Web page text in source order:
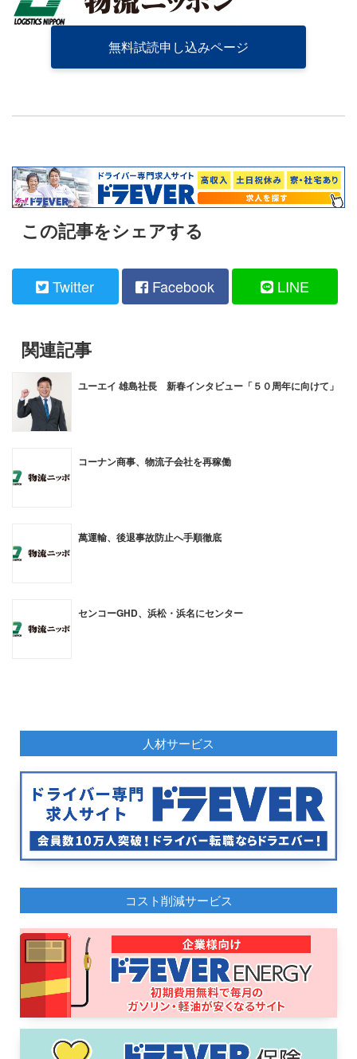
無料試読申し込みページ
この記事をシェアする
Twitter Facebook LINE
関連記事
ユーエイ 雄島社長 新春インタビュー「５０周年に向けて」
コーナン商事、物流子会社を再稼働
萬運輸、後退事故防止へ手順徹底
センコーGHD、浜松・浜名にセンター
人材サービス
コスト削減サービス